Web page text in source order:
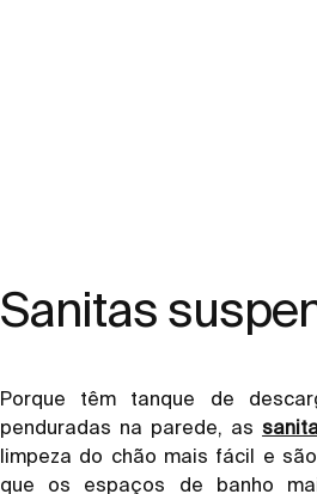
Sanitas
Porque têm tanque de
penduradas na parede, as
limpeza do chão mais fácil e
que os espaços de banho